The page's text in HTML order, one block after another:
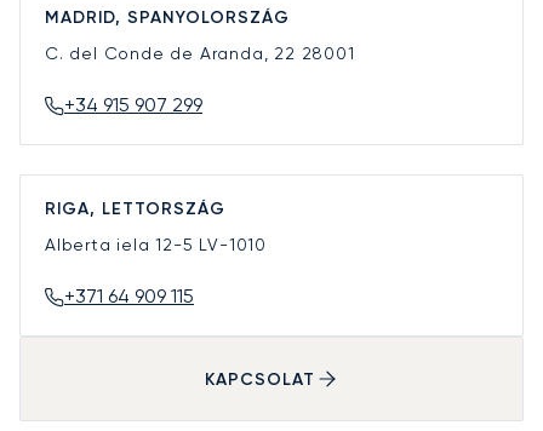
MADRID, SPANYOLORSZÁG
C. del Conde de Aranda, 22 28001
+34 915 907 299
RIGA, LETTORSZÁG
Alberta iela 12-5 LV-1010
+371 64 909 115
KAPCSOLAT